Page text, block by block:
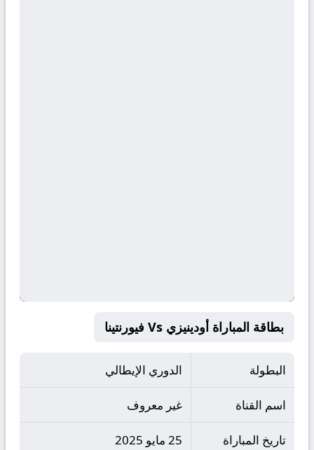
بطاقة المباراة أودينيزي Vs فيورنتينا
البطولة الدوري الإيطالي
اسم القناة غير معروف
تاريخ المباراة 25 مايو 2025